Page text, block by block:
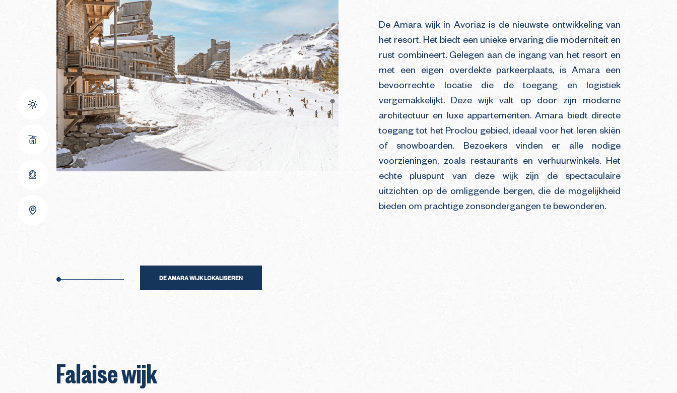
Ruches
De Amara wijk in Avoriaz is de nieuwste ontwikkeling van
het resort. Het biedt een unieke ervaring die moderniteit en
rust combineert. Gelegen aan de ingang van het resort en
met een eigen overdekte parkeerplaats, is Amara een
bevoorrechte locatie die de toegang en logistiek
vergemakkelijkt. Deze wijk valt op door zijn moderne
architectuur en luxe appartementen. Amara biedt directe
toegang tot het Proclou gebied, ideaal voor het leren skiën
of snowboarden. Bezoekers vinden er alle nodige
voorzieningen, zoals restaurants en verhuurwinkels. Het
echte pluspunt van deze wijk zijn de spectaculaire
uitzichten op de omliggende bergen, die de mogelijkheid
bieden om prachtige zonsondergangen te bewonderen.
DE AMARA WIJK LOKALISEREN
Falaise wijk